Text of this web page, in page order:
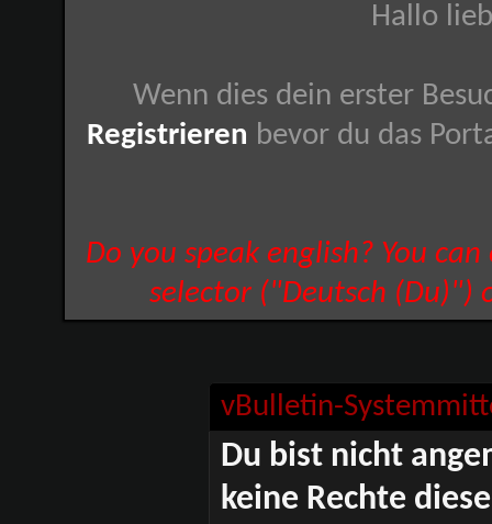
Hallo
Wenn dies dein erster
Registrieren bevor du das
Do you speak english? You
selector ("Deutsch (Du)")
vBulletin-
Du bist nicht
keine Rechte